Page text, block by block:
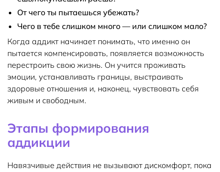
От чего ты пытаешься убежать?
Чего в тебе слишком много — или слишком мало?
Когда аддикт начинает понимать, что именно он
пытается компенсировать, появляется возможность
перестроить свою жизнь. Он учится проживать
эмоции, устанавливать границы, выстраивать
здоровые отношения и, наконец, чувствовать себя
живым и свободным.
Этапы формирования
аддикции
Навязчивые действия не вызывают дискомфорт, пока